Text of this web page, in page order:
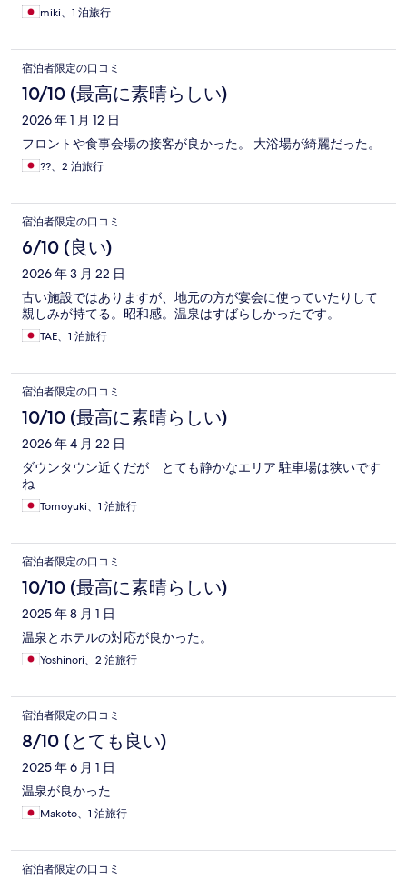
miki、1 泊旅行
宿泊者限定の口コミ
10/10 (最高に素晴らしい)
2026 年 1 月 12 日
フロントや食事会場の接客が良かった。 大浴場が綺麗だった。
??、2 泊旅行
宿泊者限定の口コミ
6/10 (良い)
2026 年 3 月 22 日
古い施設ではありますが、地元の方が宴会に使っていたりして
親しみが持てる。昭和感。温泉はすばらしかったです。
TAE、1 泊旅行
宿泊者限定の口コミ
10/10 (最高に素晴らしい)
2026 年 4 月 22 日
ダウンタウン近くだが とても静かなエリア 駐車場は狭いです
ね
Tomoyuki、1 泊旅行
宿泊者限定の口コミ
10/10 (最高に素晴らしい)
2025 年 8 月 1 日
温泉とホテルの対応が良かった。
Yoshinori、2 泊旅行
宿泊者限定の口コミ
8/10 (とても良い)
2025 年 6 月 1 日
温泉が良かった
Makoto、1 泊旅行
宿泊者限定の口コミ